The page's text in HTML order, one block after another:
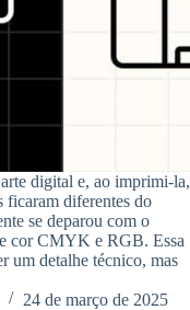
digital e, ao imprimi-la,
ficaram diferentes do
se deparou com o
cor CMYK e RGB. Essa
um detalhe técnico, mas
24 de março de 2025